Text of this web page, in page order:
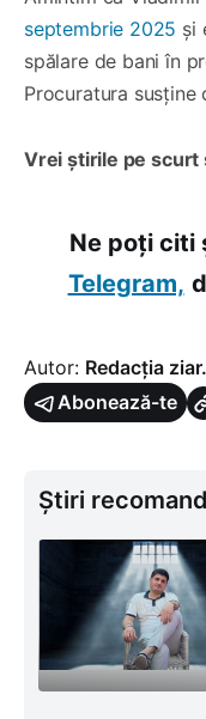
septembrie 2025 și
spălare de bani în
Procuratura susține
Vrei știrile pe scurt
Ne poți citi
Telegram,
Autor: Redacția
Abonează-te
Știri